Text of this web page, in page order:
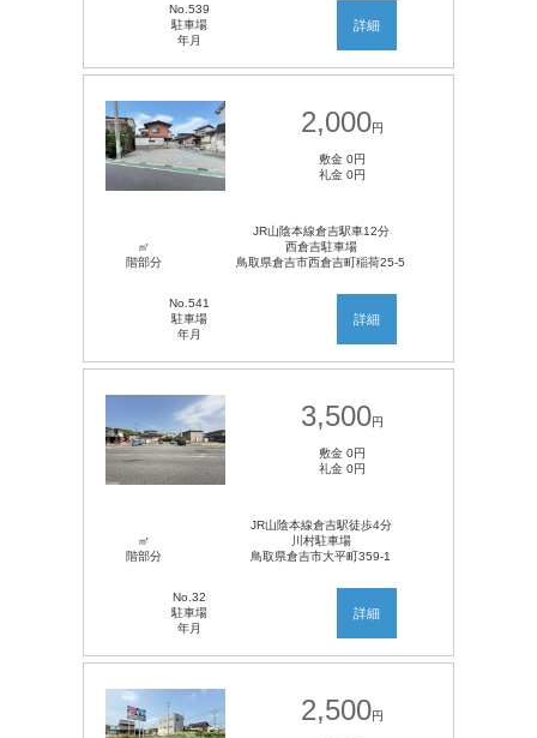
No.539
駐車場
年月
詳細
2,000円
敷金 0円
礼金 0円
㎡
階部分
JR山陰本線倉吉駅車12分
西倉吉駐車場
鳥取県倉吉市西倉吉町稲荷25-5
No.541
駐車場
年月
詳細
3,500円
敷金 0円
礼金 0円
㎡
階部分
JR山陰本線倉吉駅徒歩4分
川村駐車場
鳥取県倉吉市大平町359-1
No.32
駐車場
年月
詳細
2,500円